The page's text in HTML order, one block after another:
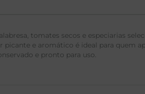
tomates secos e especiarias
picante e aromático é ideal para quem
e pronto para uso.